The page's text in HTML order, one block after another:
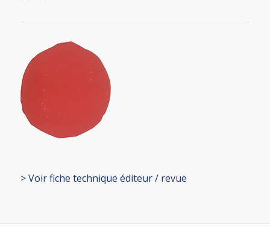
> Voir fiche technique éditeur / revue